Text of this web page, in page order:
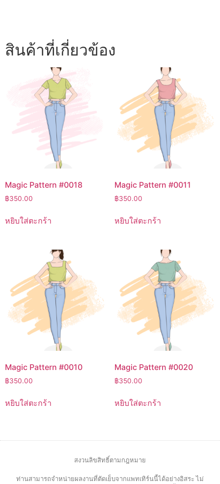
สินค้าที่เกี่ยวข้อง
Magic Pattern #0018
฿350.00
หยิบใส่ตะกร้า
Magic Pattern #0011
฿350.00
หยิบใส่ตะกร้า
Magic Pattern #0010
฿350.00
หยิบใส่ตะกร้า
Magic Pattern #0020
฿350.00
หยิบใส่ตะกร้า
สงวนลิขสิทธิ์ตามกฎหมาย
ท่านสามารถจำหน่ายผลงานที่ตัดเย็บจากแพทเทิร์นนี้ได้อย่างอิสระ ไม่